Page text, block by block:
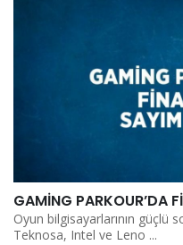
GAMİNG PARKOUR’DA
Oyun bilgisayarlarının güçlü
Teknosa, Intel ve Leno ...